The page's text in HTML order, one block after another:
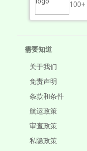
100+
需要知道
关于我们
免责声明
条款和条件
航运政策
审查政策
私隐政策